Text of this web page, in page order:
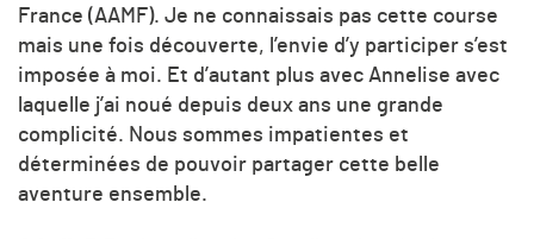
France (AAMF). Je ne connaissais pas cette course
mais une fois découverte, l’envie d’y participer s’est
imposée à moi. Et d’autant plus avec Annelise avec
laquelle j’ai noué depuis deux ans une grande
complicité. Nous sommes impatientes et
déterminées de pouvoir partager cette belle
aventure ensemble.